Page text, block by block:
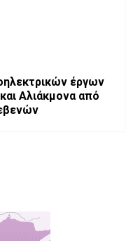
έργων
Αλιάκμονα από